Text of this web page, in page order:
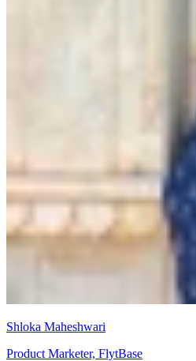
Shloka Maheshwari
Product Marketer, FlytBase